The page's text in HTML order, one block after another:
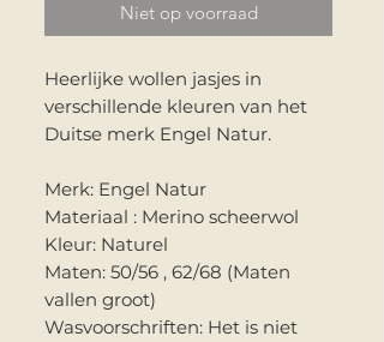
Niet op voorraad
Heerlijke wollen jasjes in
verschillende kleuren van het
Duitse merk Engel Natur.
Merk: Engel Natur
Materiaal : Merino scheerwol
Kleur: Naturel
Maten: 50/56 , 62/68 (Maten
vallen groot)
Wasvoorschriften: Het is niet